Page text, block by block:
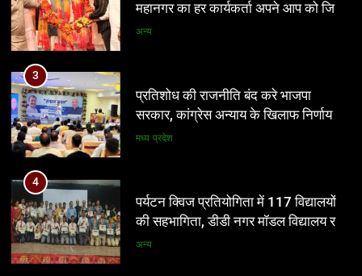
सरकार, कांग्रेस अन्याय के खिलाफ निर्णायक
संघर्ष करेगी
मध्य प्रदेश
4
पर्यटन क्विज प्रतियोगिता में 117 विद्यालयों
की सहभागिता, डीडी नगर मॉडल विद्यालय रहा
प्रथम
अन्य
5
आईआईटी बॉम्बे का प्रशिक्षण या भ्रष्टाचार पर
पर्दा? मध्य प्रदेश के लोक निर्माण विभाग पर
उठे बड़े सवाल
मध्य प्रदेश